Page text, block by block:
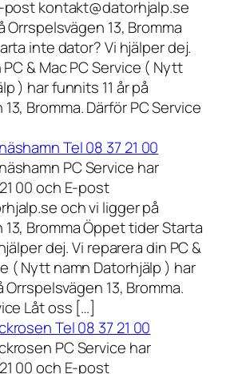
post kontakt@datorhjalp.se
Orrspelsvägen 13, Bromma
inte dator? Vi hjälper dej.
& Mac PC Service ( Nytt
) har funnits 11 år på
Bromma. Därför PC Service
Tel 08 37 21 00
PC Service har
00 och E-post
och vi ligger på
Bromma Öppet tider Starta
dej. Vi reparera din PC &
( Nytt namn Datorhjälp ) har
Orrspelsvägen 13, Bromma.
Låt oss […]
Tel 08 37 21 00
PC Service har
00 och E-post